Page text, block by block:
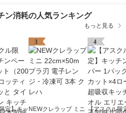
ン消耗の人気ランキング
もっと見る
定】キッ
3
NEWクレラップ ミニ
4
【アスクル限